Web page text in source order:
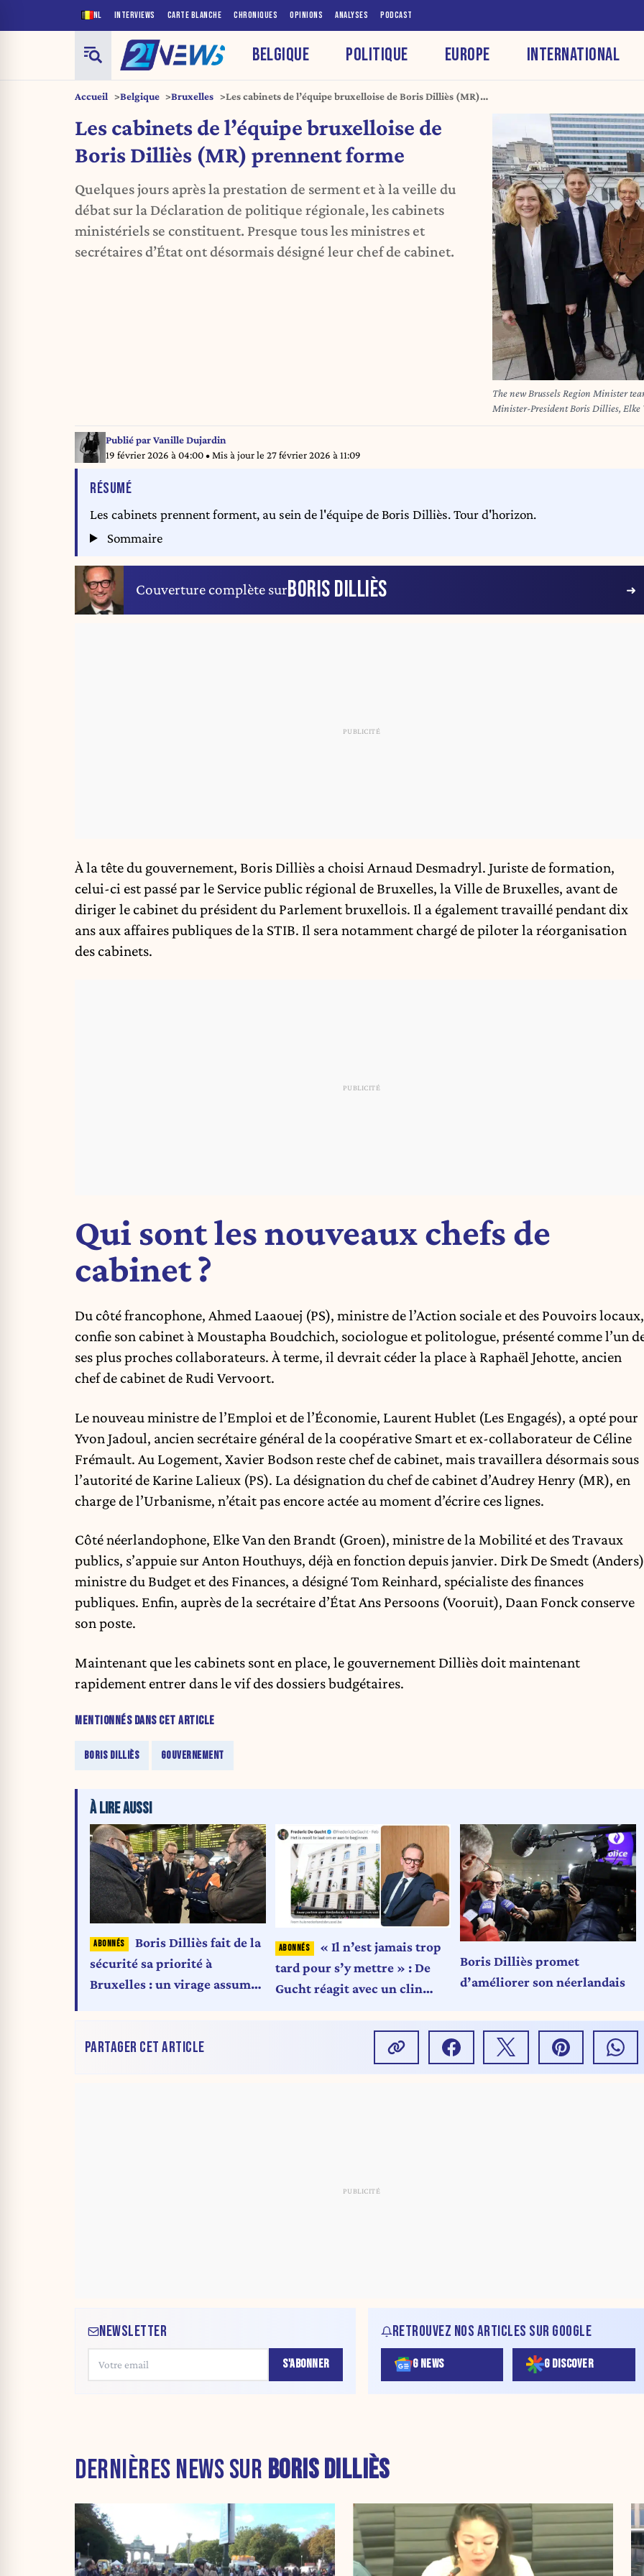
NL INTERVIEWS CARTE BLANCHE CHRONIQUES OPINIONS ANALYSES PODCAST
BELGIQUE POLITIQUE EUROPE INTERNATIONAL
Accueil Belgique Bruxelles
Les cabinets de l’équipe bruxelloise de Boris Dilliès (MR)
Les cabinets de l’équipe bruxelloise de
Boris Dilliès (MR) prennent forme
Quelques jours après la prestation de serment et à la veille du
débat sur la Déclaration de politique régionale, les cabinets
ministériels se constituent. Presque tous les ministres et
secrétaires d’État ont désormais désigné leur chef de cabinet.
The new Brussels Region Minister
Minister-President Boris Dillies, Elke
Smedt poses for the photographer
days. BELGA PHOTO NICOLAS
Publié parVanille Dujardin
19 février 2026 à 04:00• Mis à jour le 27 février 2026 à 11:09
RÉSUMÉDE L'ARTICLE
Les cabinets prennent forment, au sein de l'équipe de Boris Dilliès. Tour d'horizon.
Sommaire
Couverture complète surBORIS DILLIÈS
À la tête du gouvernement, Boris Dilliès a choisi Arnaud Desmadryl. Juriste de formation,
celui-ci est passé par le Service public régional de Bruxelles, la Ville de Bruxelles, avant de
diriger le cabinet du président du Parlement bruxellois. Il a également travaillé pendant dix
ans aux affaires publiques de la STIB. Il sera notamment chargé de piloter la réorganisation
des cabinets.
Qui sont les nouveaux chefs de
cabinet ?
Du côté francophone, Ahmed Laaouej (PS), ministre de l’Action sociale et des Pouvoirs locaux,
confie son cabinet à Moustapha Boudchich, sociologue et politologue, présenté comme l’un
ses plus proches collaborateurs. À terme, il devrait céder la place à Raphaël Jehotte, ancien
chef de cabinet de Rudi Vervoort.
Le nouveau ministre de l’Emploi et de l’Économie, Laurent Hublet (Les Engagés), a opté pour
Yvon Jadoul, ancien secrétaire général de la coopérative Smart et ex-collaborateur de Céline
Frémault. Au Logement, Xavier Bodson reste chef de cabinet, mais travaillera désormais sous
l’autorité de Karine Lalieux (PS). La désignation du chef de cabinet d’Audrey Henry (MR), en
charge de l’Urbanisme, n’était pas encore actée au moment d’écrire ces lignes.
Côté néerlandophone, Elke Van den Brandt (Groen), ministre de la Mobilité et des Travaux
publics, s’appuie sur Anton Houthuys, déjà en fonction depuis janvier. Dirk De Smedt
ministre du Budget et des Finances, a désigné Tom Reinhard, spécialiste des finances
publiques. Enfin, auprès de la secrétaire d’État Ans Persoons (Vooruit), Daan Fonck conserve
son poste.
Maintenant que les cabinets sont en place, le gouvernement Dillièsdoit maintenant
rapidement entrer dans le vif des dossiers budgétaires.
MENTIONNÉS DANS CET ARTICLE
BORIS DILLIÈS GOUVERNEMENT
À LIRE AUSSI
Boris Dilliès fait de la
sécurité sa priorité à
Bruxelles : un virage assumé
« Il n’est jamais trop
tard pour s’y mettre » : De
Gucht réagit avec un clin
Boris Dilliès promet
d’améliorer son néerlandais
PARTAGER CET ARTICLE
NEWSLETTER
S'ABONNER
RETROUVEZ NOS ARTICLES SUR GOOGLE
G NEWS G DISCOVER
DERNIÈRES NEWS SUR BORIS DILLIÈS